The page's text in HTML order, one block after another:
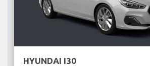
HYUNDAI I30